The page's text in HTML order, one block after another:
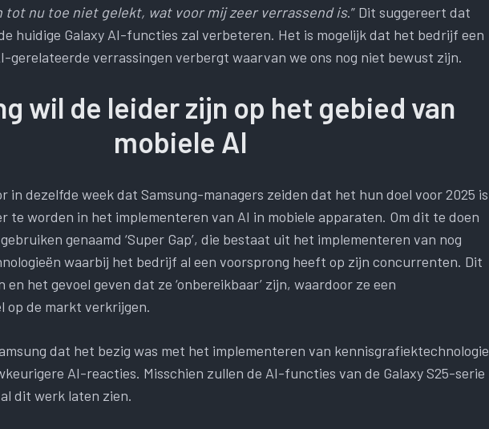
tot nu toe niet gelekt, wat voor mij zeer verrassend is.” Dit suggereert dat
huidige Galaxy AI-functies zal verbeteren. Het is mogelijk dat het bedrijf een
gerelateerde verrassingen verbergt waarvan we ons nog niet bewust zijn.
wil de leider zijn op het gebied van
mobiele AI
in dezelfde week dat Samsung-managers zeiden dat het hun doel voor 2025 is
te worden in het implementeren van AI in mobiele apparaten. Om dit te doen
genaamd ‘Super Gap’, die bestaat uit het implementeren van nog
waarbij het bedrijf al een voorsprong heeft op zijn concurrenten. Dit
het gevoel geven dat ze ‘onbereikbaar’ zijn, waardoor ze een
op de markt verkrijgen.
dat het bezig was met het implementeren van kennisgrafiektechnologie
AI-reacties. Misschien zullen de AI-functies van de Galaxy S25-serie
dit werk laten zien.